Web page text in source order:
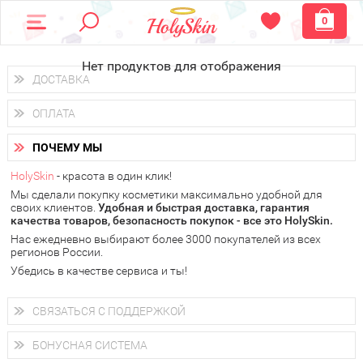
0
Нет продуктов для отображения
ДОСТАВКА
Доставка осуществляетсяпо всем городам России.
Вы можете выбрать доставку курьером, Почтой России или
получить заказ в пунктах выдачи PickPoint или пункте
самовывоза.
В 20 городах России доставка осуществляется ужена
следующий день.
у Вас всегда есть возможность получитьбесплатную
доставку от HolySkin.
подробнее об условиях доставки и оплаты в Вашем городе
ОПЛАТА
Вы можете оплатить свой заказ любым удобным способом:
наличными деньгами (
через интернет-банк (Альфа-банк, Сбербанк) и другими
электронными способами.
ПОЧЕМУ МЫ
HolySkin - красота в один клик!
Мы сделали покупку косметики максимально удобной для
своих клиентов. Удобная и быстрая доставка, гарантия
качества товаров, безопасность покупок - все это HolySkin.
Нас ежедневно выбирают более 3000 покупателей из всех
регионов России.
Убедись в качестве сервиса и ты!
СВЯЗАТЬСЯ С ПОДДЕРЖКОЙ
+7 (800) 707-24-55
Мы будем рады ответить на все Ваши вопросы по работе
магазина, проконсультировать по товарам, рассказать о
БОНУСНАЯ СИСТЕМА